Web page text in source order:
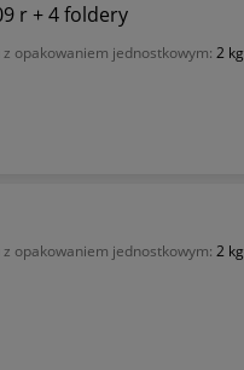
r + 4 foldery
opakowaniem jednostkowym: 2 kg
opakowaniem jednostkowym: 2 kg